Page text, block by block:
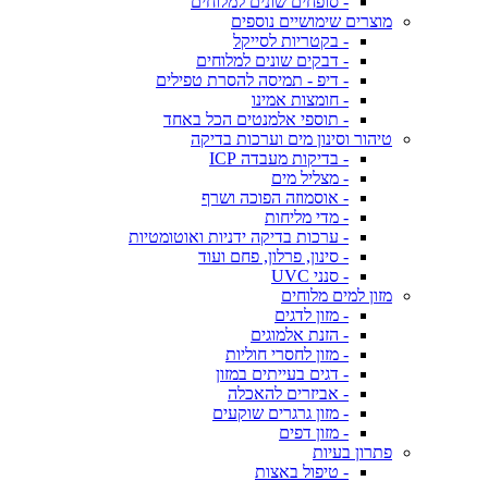
מוצרים שימושיים נוספים
- בקטריות לסייקל
- דבקים שונים למלוחים
- דיפ - תמיסה להסרת טפילים
- חומצות אמינו
- תוספי אלמנטים הכל באחד
טיהור וסינון מים וערכות בדיקה
- בדיקות מעבדה ICP
- מצליל מים
- אוסמוזה הפוכה ושרף
- מדי מליחות
- ערכות בדיקה ידניות ואוטומטיות
- סינון, פרלון, פחם ועוד
- סנני UVC
מזון למים מלוחים
- מזון לדגים
- הזנת אלמוגים
- מזון לחסרי חוליות
- דגים בעייתים במזון
- אביזרים להאכלה
- מזון גרגרים שוקעים
- מזון דפים
פתרון בעיות
- טיפול באצות